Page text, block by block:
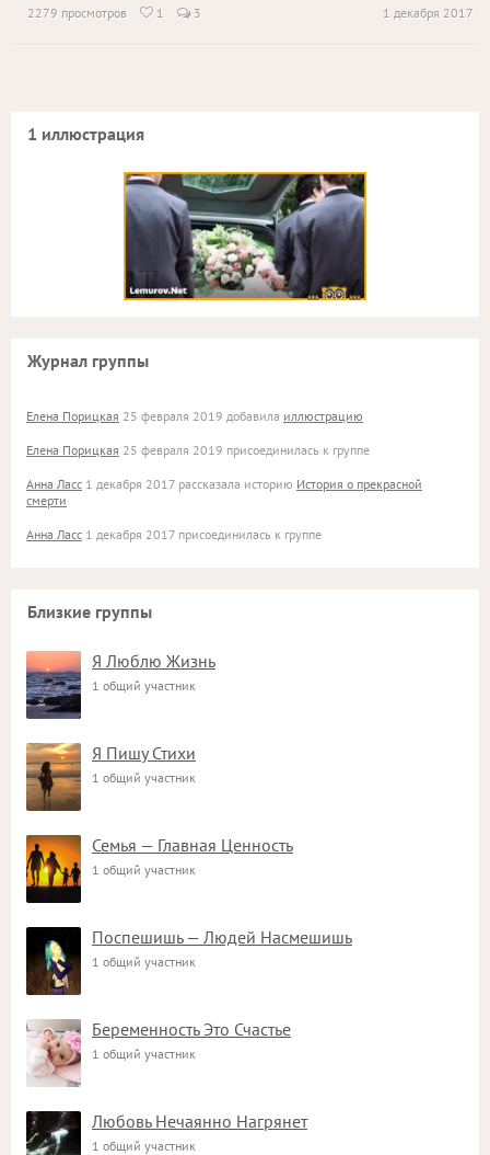
1 декабря 2017
2279 просмотров  1 3
1 иллюстрация
Журнал группы
Елена Порицкая 25 февраля 2019 добавила иллюстрацию
Елена Порицкая 25 февраля 2019 присоединилась к группе
Анна Ласс 1 декабря 2017 рассказала историю История о прекрасной
смерти
Анна Ласс 1 декабря 2017 присоединилась к группе
Близкие группы
Я Люблю Жизнь
1 общий участник
Я Пишу Стихи
1 общий участник
Семья — Главная Ценность
1 общий участник
Поспешишь — Людей Насмешишь
1 общий участник
Беременность Это Счастье
1 общий участник
Любовь Нечаянно Нагрянет
1 общий участник